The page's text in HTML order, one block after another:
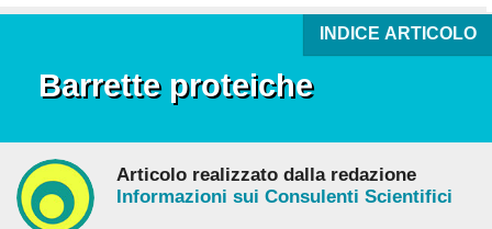
Barrette proteiche
Articolo realizzato dalla redazione
Informazioni sui Consulenti Scientifici
INDICE ARTICOLO